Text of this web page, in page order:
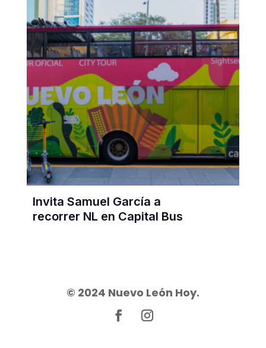
Invita Samuel García a
recorrer NL en Capital Bus
© 2024 Nuevo León Hoy.